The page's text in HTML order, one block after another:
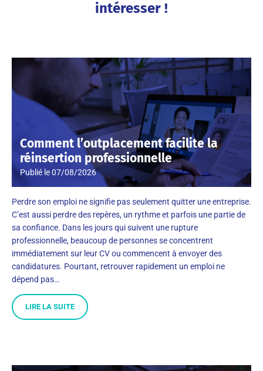
intéresser !
Comment l’outplacement facilite la
réinsertion professionnelle
Publié le07/08/2026
Perdre son emploi ne signifie pas seulement quitter une entreprise.
C’est aussi perdre des repères, un rythme et parfois une partie de
sa confiance. Dans les jours qui suivent une rupture
professionnelle, beaucoup de personnes se concentrent
immédiatement sur leur CV ou commencent à envoyer des
candidatures. Pourtant, retrouver rapidement un emploi ne
dépend pas…
LIRE LA SUITE